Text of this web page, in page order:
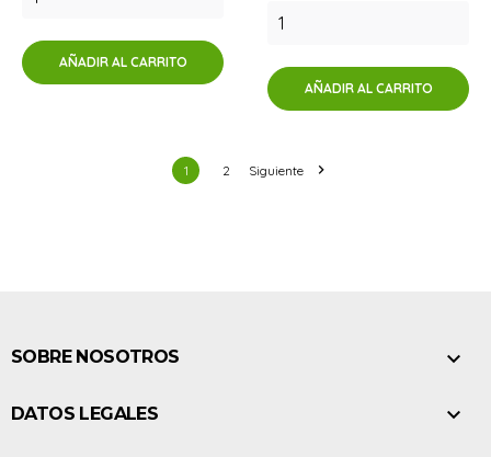
AÑADIR AL CARRITO
AÑADIR AL CARRITO
1 2 Siguiente 
SOBRE NOSOTROS 
DATOS LEGALES 